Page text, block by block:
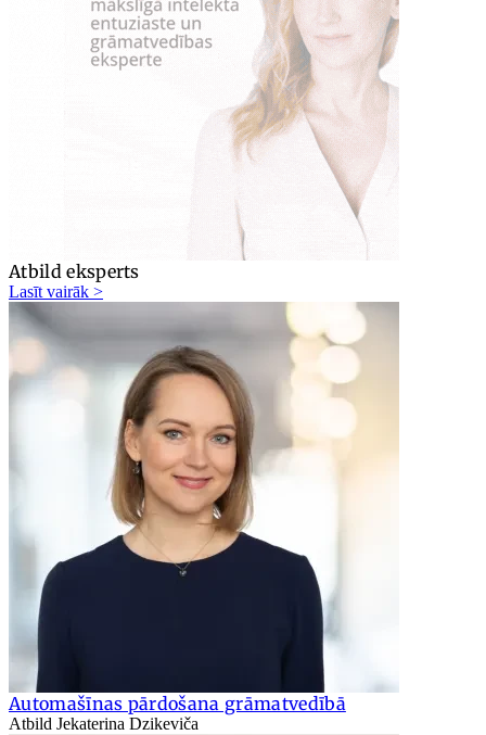
Atbild eksperts
Lasīt vairāk >
Automašīnas pārdošana grāmatvedībā
Atbild Jekaterina Dzikeviča